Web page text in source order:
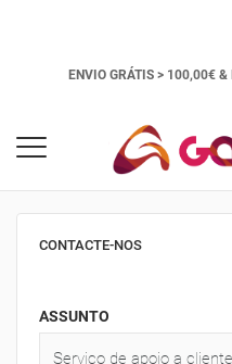
ENVIO GRÁTIS > 100,00€ &
CONTACTE-NOS
ASSUNTO